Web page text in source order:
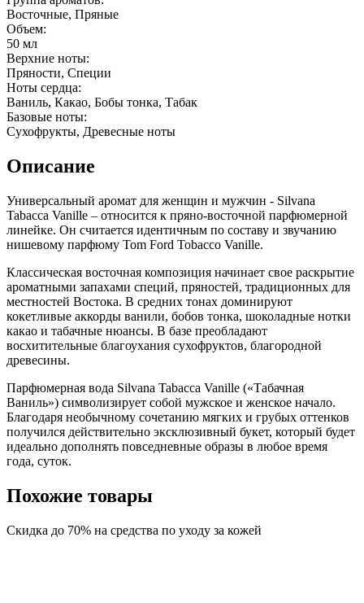
Восточные, Пряные
Объем:
50 мл
Верхние ноты:
Пряности, Специи
Ноты сердца:
Ваниль, Какао, Бобы тонка, Табак
Базовые ноты:
Сухофрукты, Древесные ноты
Описание
Универсальный аромат для женщин и мужчин - Silvana
Tabacca Vanille – относится к пряно-восточной парфюмерной
линейке. Он считается идентичным по составу и звучанию
нишевому парфюму Tom Ford Tobacco Vanille.
Классическая восточная композиция начинает свое раскрытие
ароматными запахами специй, пряностей, традиционных для
местностей Востока. В средних тонах доминируют
кокетливые аккорды ванили, бобов тонка, шоколадные нотки
какао и табачные нюансы. В базе преобладают
восхитительные благоухания сухофруктов, благородной
древесины.
Парфюмерная вода Silvana Tabacca Vanille («Табачная
Ваниль») символизирует собой мужское и женское начало.
Благодаря необычному сочетанию мягких и грубых оттенков
получился действительно эксклюзивный букет, который будет
идеально дополнять повседневные образы в любое время
года, суток.
Похожие товары
Скидка до 70% на средства по уходу за кожей